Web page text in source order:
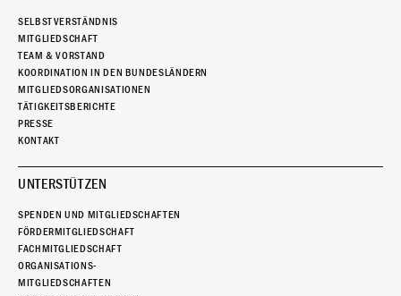
SELBSTVERSTÄNDNIS
MITGLIEDSCHAFT
TEAM & VORSTAND
KOORDINATION IN DEN BUNDESLÄNDERN
MITGLIEDSORGANISATIONEN
TÄTIGKEITSBERICHTE
PRESSE
KONTAKT
UNTERSTÜTZEN
SPENDEN UND MITGLIEDSCHAFTEN
FÖRDERMITGLIEDSCHAFT
FACHMITGLIEDSCHAFT
ORGANISATIONS-
MITGLIEDSCHAFTEN